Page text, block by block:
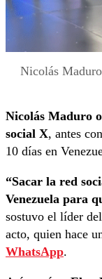
Nicolás
Nicolás Maduro
social X, antes
10 días en
“Sacar la red
Venezuela para
sostuvo el líder
acto, quien hace
WhatsApp.